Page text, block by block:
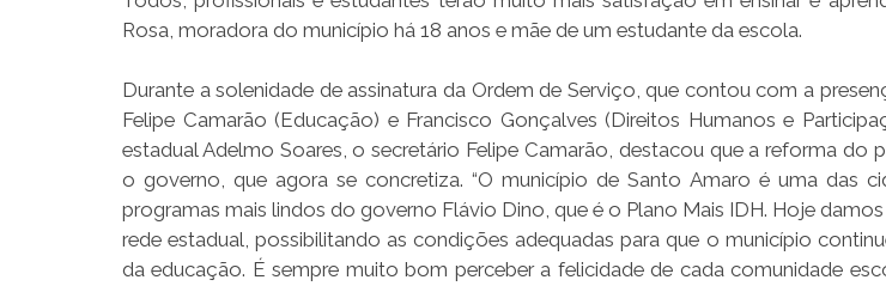
Rosa, moradora do município há 18 anos e mãe de um estudante da escola.
Durante a solenidade de assinatura da Ordem de Serviço, que contou com a
Felipe Camarão (Educação) e Francisco Gonçalves (Direitos Humanos e
estadual Adelmo Soares, o secretário Felipe Camarão, destacou que a reforma do
o governo, que agora se concretiza. “O município de Santo Amaro é uma das
programas mais lindos do governo Flávio Dino, que é o Plano Mais IDH. Hoje
rede estadual, possibilitando as condições adequadas para que o município
da educação. É sempre muito bom perceber a felicidade de cada comunidade